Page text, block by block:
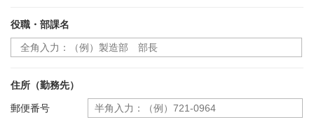
役職・部課名
住所（勤務先）
郵便番号